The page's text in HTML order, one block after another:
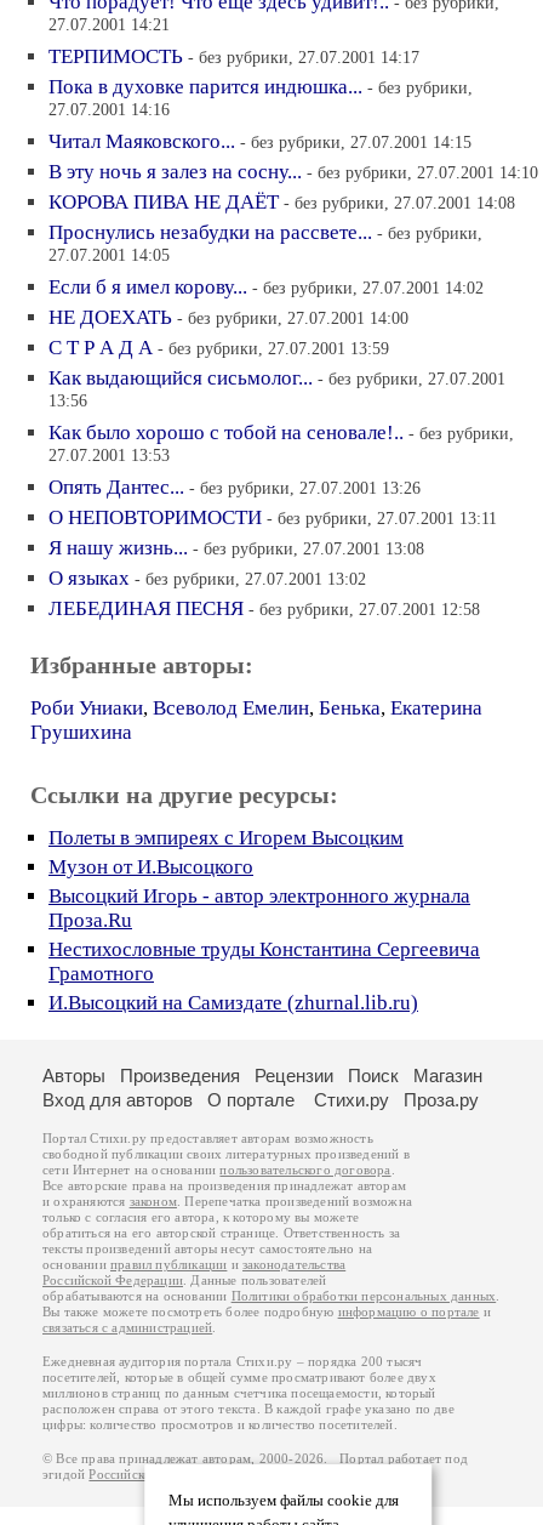
27.07.2001 14:21
ТЕРПИМОСТЬ - без рубрики, 27.07.2001 14:17
Пока в духовке парится индюшка... - без рубрики,
27.07.2001 14:16
Читал Маяковского... - без рубрики, 27.07.2001 14:15
В эту ночь я залез на сосну... - без рубрики, 27.07.2001 14:10
КОРОВА ПИВА НЕ ДАЁТ - без рубрики, 27.07.2001 14:08
Проснулись незабудки на рассвете... - без рубрики,
27.07.2001 14:05
Если б я имел корову... - без рубрики, 27.07.2001 14:02
НЕ ДОЕХАТЬ - без рубрики, 27.07.2001 14:00
С Т Р А Д А - без рубрики, 27.07.2001 13:59
Как выдающийся сисьмолог... - без рубрики, 27.07.2001
13:56
Как было хорошо с тобой на сеновале!.. - без рубрики,
27.07.2001 13:53
Опять Дантес... - без рубрики, 27.07.2001 13:26
О НЕПОВТОРИМОСТИ - без рубрики, 27.07.2001 13:11
Я нашу жизнь... - без рубрики, 27.07.2001 13:08
О языках - без рубрики, 27.07.2001 13:02
ЛЕБЕДИНАЯ ПЕСНЯ - без рубрики, 27.07.2001 12:58
Избранные авторы:
Роби Униаки, Всеволод Емелин, Бенька, Екатерина
Грушихина
Ссылки на другие ресурсы:
Полеты в эмпиреях с Игорем Высоцким
Музон от И.Высоцкого
Высоцкий Игорь - автор электронного журнала
Проза.Ru
Нестихословные труды Константина Сергеевича
Грамотного
И.Высоцкий на Самиздате (zhurnal.lib.ru)
Мы используем файлы cookie для
Авторы Произведения Рецензии Поиск
Магазин
Вход для авторов
О портале Стихи.ру Проза.ру
Портал Стихи.ру предоставляет авторам возможность
свободной публикации своих литературных произведений в
сети Интернет на основаниипользовательского договора
Все авторские права на произведения принадлежат авторам
и охраняются законом . Перепечатка произведений возможна
только с согласия его автора, к которому вы можете
обратиться на его авторской странице. Ответственность за
тексты произведений авторы несут самостоятельно на
основанииправил публикации изаконодательства
Российской Федерации . Данные пользователей
обрабатываются на основании Политики обработки персональных данных
Вы также можете посмотреть более подробную информацию о портале и
связаться с администрацией
Ежедневная аудитория портала Стихи.ру – порядка 200 тысяч
посетителей, которые в общей сумме просматривают более двух
миллионов страниц по данным счетчика посещаемости, который
расположен справа от этого текста. В каждой графе указано по две
цифры: количество просмотров и количество посетителей.
© Все права принадлежат авторам, 2000-2026. Портал работает под
эгидойРоссийского союза писателей